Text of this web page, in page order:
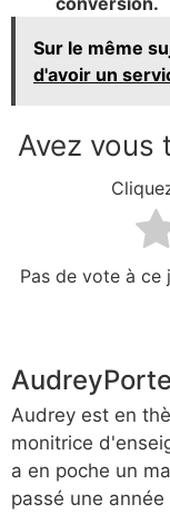
Sur le même
d'avoir un
Avez vous
Pas de vote à ce
Audrey est en
monitrice
a en poche un
passé une